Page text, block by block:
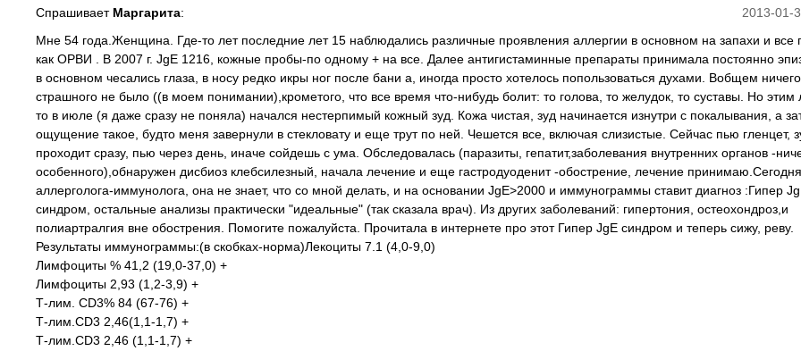
2013-01-
Спрашивает Маргарита:
Мне 54 года.Женщина. Где-то лет последние лет 15 наблюдались различные проявления аллергии в основном на запахи и все
как ОРВИ . В 2007 г. JgE 1216, кожные пробы-по одному + на все. Далее антигистаминные препараты принимала постоянно
в основном чесались глаза, в носу редко икры ног после бани а, иногда просто хотелось попользоваться духами. Вобщем ничего
страшного не было ((в моем понимании),крометого, что все время что-нибудь болит: то голова, то желудок, то суставы. Но этим
то в июле (я даже сразу не поняла) начался нестерпимый кожный зуд. Кожа чистая, зуд начинается изнутри с покалывания, а
ощущение такое, будто меня завернули в стекловату и еще трут по ней. Чешется все, включая слизистые. Сейчас пью гленцет,
проходит сразу, пью через день, иначе сойдешь с ума. Обследовалась (паразиты, гепатит,заболевания внутренних органов -
особенного),обнаружен дисбиоз клебсилезный, начала лечение и еще гастродуоденит -обострение, лечение
аллерголога-иммунолога, она не знает, что со мной делать, и на основании JgE>2000 и иммунограммы ставит диагноз :Гипер
синдром, остальные анализы практически "идеальные" (так сказала врач). Из других заболеваний: гипертония, остеохондроз,и
полиартралгия вне обострения. Помогите пожалуйста. Прочитала в интернете про этот Гипер JgE синдром и теперь сижу, реву.
Результаты иммунограммы:(в скобках-норма)Лекоциты 7.1 (4,0-9,0)
Лимфоциты % 41,2 (19,0-37,0) +
Лимфоциты 2,93 (1,2-3,9) +
Т-лим. СD3% 84 (67-76) +
Т-лим.CD3 2,46(1,1-1,7) +
Т-лим.CD3 2,46 (1,1-1,7) +